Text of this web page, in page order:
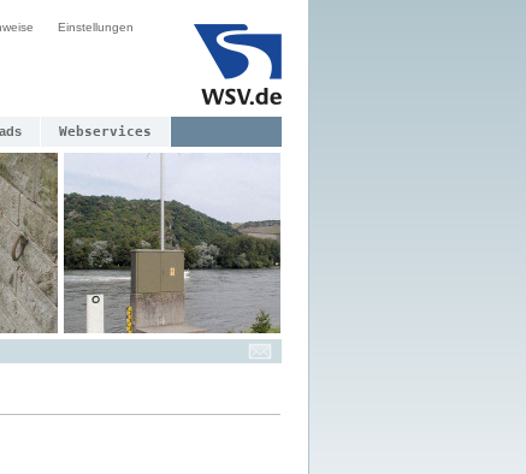
Einstellungen
Webservices